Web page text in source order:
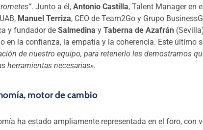
. Junto a él, Antonio Castilla, Talent Manager en
Manuel Terriza, CEO de Team2Go y Grupo
y fundador de Salmedina y Taberna de Azafrán
en la confianza, la empatía y la coherencia. Este último
de nuestro equipo, para retenerlo les demostramos
herramientas necesarias».
motor de cambio
ha estado ampliamente representada en el foro, con